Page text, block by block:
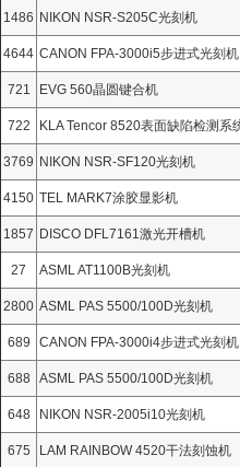
1486 NIKON NSR-S205C光刻机
4644 CANON FPA-3000i5步进式光刻机
721
EVG 560晶圆键合机
722
KLA Tencor 8520表面缺陷检测系
3769 NIKON NSR-SF120光刻机
4150 TEL MARK7涂胶显影机
1857 DISCO DFL7161激光开槽机
27
ASML AT1100B光刻机
2800 ASML PAS 5500/100D光刻机
689
CANON FPA-3000i4步进式光刻机
688
ASML PAS 5500/100D光刻机
648
NIKON NSR-2005i10光刻机
675
LAM RAINBOW 4520干法刻蚀机